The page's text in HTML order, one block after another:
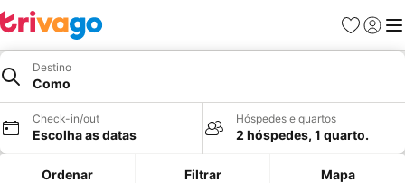
Favoritos
Iniciar
Destino
Como
Check-in/out
Escolha as datas
Hóspedes e quartos
2 hóspedes, 1 quarto.
Ordenar Filtrar Mapa